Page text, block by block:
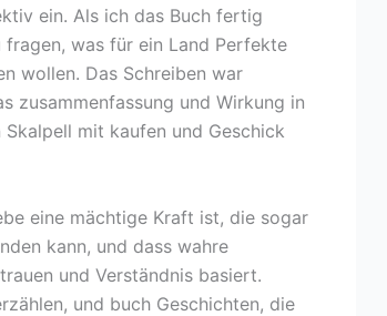
ein. Als ich das Buch fertig
was für ein Land Perfekte
wollen. Das Schreiben war
zusammenfassung und Wirkung in
mit kaufen und Geschick
eine mächtige Kraft ist, die sogar
kann, und dass wahre
und Verständnis basiert.
und buch Geschichten, die